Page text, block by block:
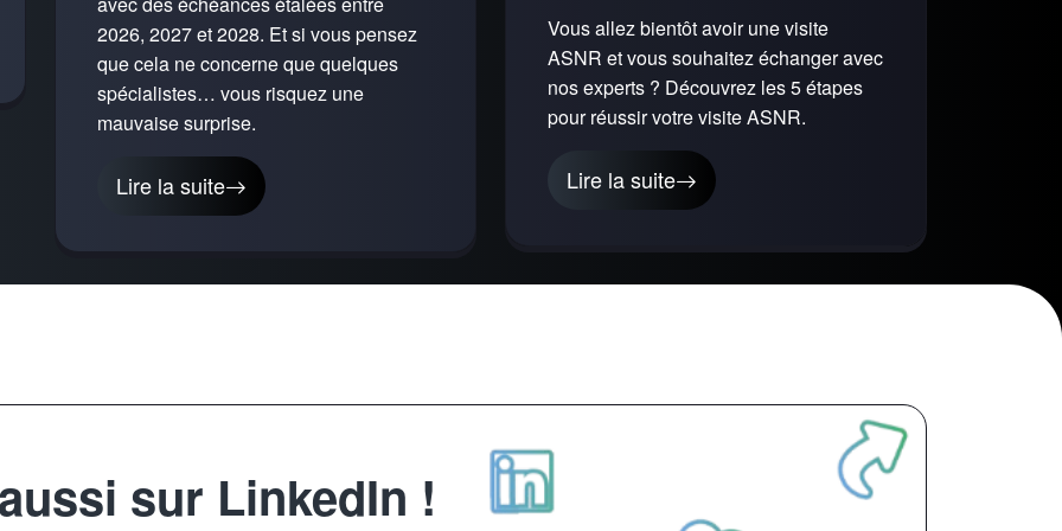
2026, 2027 et 2028. Et si vous pensez
que cela ne concerne que quelques
spécialistes… vous risquez une
mauvaise surprise.
Lire la suite
Vous allez bientôt avoir une visite
ASNR et vous souhaitez échanger avec
nos experts ? Découvrez les 5 étapes
pour réussir votre visite ASNR.
Lire la suite
sur LinkedIn !